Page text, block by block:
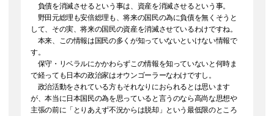
負債を消滅させるという事は、資産を消滅させるという事。
野田元総理も安倍総理も、将来の国民の為に負債を無くそうと
して、その実、将来の国民の資産を消滅させているわけですね。
本来、この情報は国民の多くが知っていないといけない情報で
す。
保守・リベラルにかかわらずこの情報を知っていないと何時ま
で経っても日本の政治家はオウンゴーラーなわけですし。
政治活動をされている方もそれなりにおられるとは思います
が、本当に日本国民の為を思っていると言うのなら高尚な思想や
主張の前に「とりあえず不況からは脱却」という最低限のところ